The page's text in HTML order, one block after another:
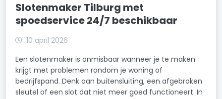
Loven-Besterd
Oerle
Quirijnstok
Slotenmaker Tilburg met
spoedservice 24/7 beschikbaar
10 april 2026
Een slotenmaker is onmisbaar wanneer je te maken
krijgt met problemen rondom je woning of
bedrijfspand. Denk aan buitensluiting, een afgebroken
sleutel of een slot dat niet meer goed functioneert. In